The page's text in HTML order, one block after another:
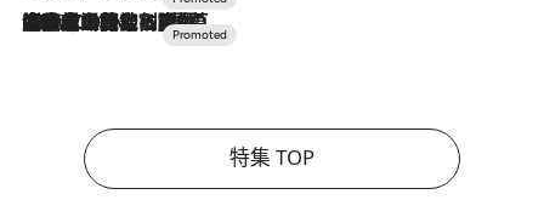
2026.7.10
NEW OPEN！【界 草津】名湯の地に誕生。趣の異なる2種の温泉と上州ならではの会席・蕎麦割烹など美食を味わう究極の癒やし旅
特集 TOP